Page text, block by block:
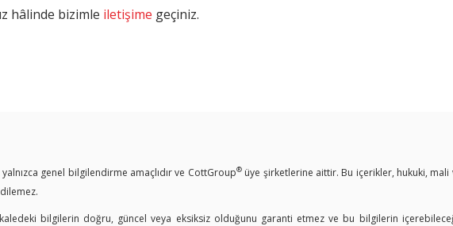
hâlinde bizimle iletişime geçiniz.
genel bilgilendirme amaçlıdır ve CottGroup®üye şirketlerine aittir. Bu içerikler, hukuki, mali
bilgilerin doğru, güncel veya eksiksiz olduğunu garanti etmez ve bu bilgilerin